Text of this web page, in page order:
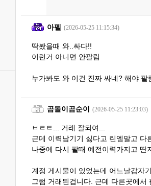
아펠 (2026-05-25 11:15:34)
딱봤을때 와..싸다!!
이런거 아니면 안팔림
누가봐도 와 이건 진짜 싸네? 해야 팔
곰돌이곰순이 (2026-05-25 11:23:03)
ㅂㄹㅌ... 거래 잘되여...
근데 이력남기기 싫다고 린엠말고 다
나중에 다시 팔때 예전이력가지고 딴
계정 게시물이 있었는데 어느날갑자
그럼 거래된겁니다. 근데 다른곳에서